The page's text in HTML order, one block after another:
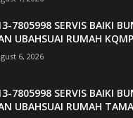
7805998 SERVIS BAIKI
UBAHSUAI RUMAH
6, 2026
7805998 SERVIS BAIKI
UBAHSUAI RUMAH